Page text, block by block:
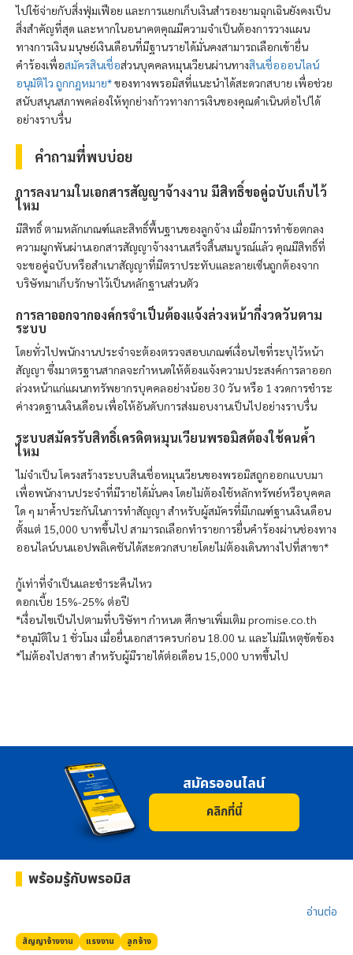
ไปใช้จ่ายกับสิ่งฟุ่มเฟือย และการแยกเก็บเงินสำรองยามฉุกเฉินยังคงเป็น
สิ่งสำคัญที่สุด และหากในอนาคตคุณมีความจำเป็นต้องการวางแผน
ทางการเงิน มนุษย์เงินเดือนที่มีฐานรายได้มั่นคงสามารถเลือกเข้ายื่น
คำร้องเพื่อสมัครสินเชื่อส่วนบุคคลหมุนเวียนผ่านทางสินเชื่อออนไลน์
อนุมัติไว ถูกกฎหมาย*ของทางพรอมิสที่แนะนำได้สะดวกสบาย เพื่อช่วย
สนับสนุนสภาพคล่องให้ทุกย่างก้าวทางการเงินของคุณดำเนินต่อไปได้
อย่างราบรื่น
คำถามที่พบบ่อย
การลงนามในเอกสารสัญญาจ้างงาน มีสิทธิ์ขอคู่ฉบับเก็บไว้
ไหม
มีสิทธิ์ ตามหลักเกณฑ์และสิทธิ์พื้นฐานของลูกจ้าง เมื่อมีการทำข้อตกลง
ความผูกพันผ่านเอกสารสัญญาจ้างงานเสร็จสิ้นสมบูรณ์แล้ว คุณมีสิทธิ์ที่
จะขอคู่ฉบับหรือสำเนาสัญญาที่มีตราประทับและลายเซ็นถูกต้องจาก
บริษัทมาเก็บรักษาไว้เป็นหลักฐานส่วนตัว
การลาออกจากองค์กรจำเป็นต้องแจ้งล่วงหน้ากี่งวดวันตาม
ระบบ
โดยทั่วไปพนักงานประจำจะต้องตรวจสอบเกณฑ์เงื่อนไขที่ระบุไว้หน้า
สัญญา ซึ่งมาตรฐานสากลจะกำหนดให้ต้องแจ้งความประสงค์การลาออก
ล่วงหน้าแก่แผนกทรัพยากรบุคคลอย่างน้อย 30 วัน หรือ 1 งวดการชำระ
ค่างวดฐานเงินเดือน เพื่อให้อันดับการส่งมอบงานเป็นไปอย่างราบรื่น
ระบบสมัครรับสิทธิ์เครดิตหมุนเวียนพรอมิสต้องใช้คนค้ำ
ไหม
ไม่จำเป็น โครงสร้างระบบสินเชื่อหมุนเวียนของพรอมิสถูกออกแบบมา
เพื่อพนักงานประจำที่มีรายได้มั่นคง โดยไม่ต้องใช้หลักทรัพย์หรือบุคคล
ใด ๆ มาค้ำประกันในการทำสัญญา สำหรับผู้สมัครที่มีเกณฑ์ฐานเงินเดือน
ตั้งแต่ 15,000 บาทขึ้นไป สามารถเลือกทำรายการยื่นคำร้องผ่านช่องทาง
ออนไลน์บนแอปพลิเคชันได้สะดวกสบายโดยไม่ต้องเดินทางไปที่สาขา*
กู้เท่าที่จำเป็นและชำระคืนไหว
ดอกเบี้ย 15%-25% ต่อปี
*เงื่อนไขเป็นไปตามที่บริษัทฯ กำหนด ศึกษาเพิ่มเติม promise.co.th
*อนุมัติใน 1 ชั่วโมง เมื่อยื่นเอกสารครบก่อน 18.00 น. และไม่มีเหตุขัดข้อง
*ไม่ต้องไปสาขา สำหรับผู้มีรายได้ต่อเดือน 15,000 บาทขึ้นไป
สมัครออนไลน์
คลิกที่นี่
พร้อมรู้กับพรอมิส
สัญญาจ้างงาน แรงงาน ลูกจ้าง
อ่านต่อ​